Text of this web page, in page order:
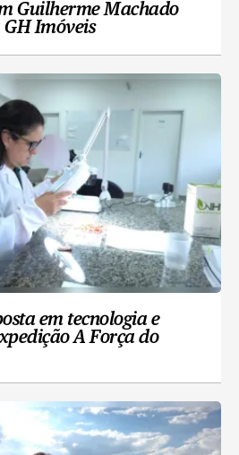
Guilherme Machado
Imóveis
em tecnologia e
A Força do